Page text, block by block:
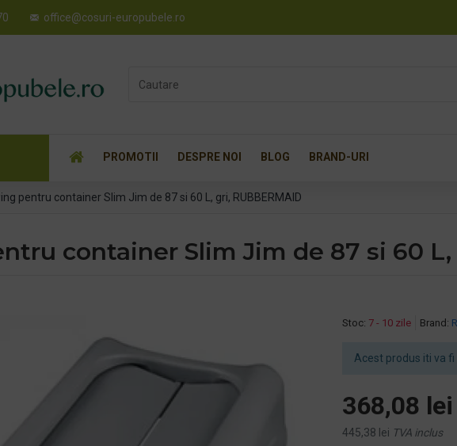
office@cosuri-europubele.ro
PROMOTII DESPRE NOI BLOG BRAND-URI
pentru container Slim Jim de 87 si 60 L, gri, RUBBERMAID
container Slim Jim de 87 si 60
Stoc: 7 - 10 zile Brand:
Acest produs iti va fi
368,08 lei
445,38 lei TVA inclus